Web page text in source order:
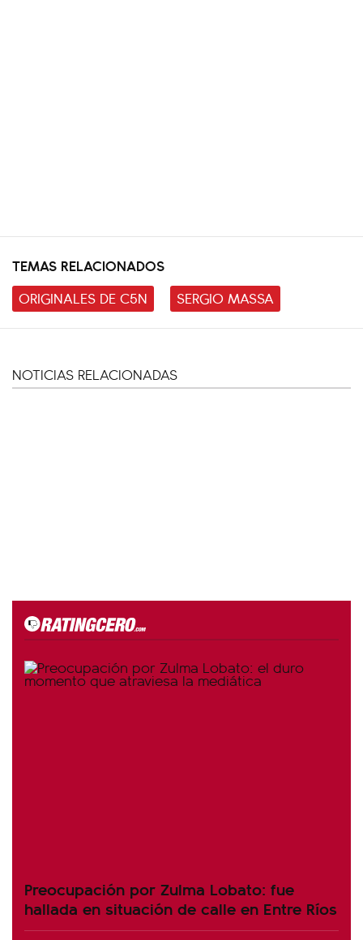
TEMAS RELACIONADOS
ORIGINALES DE C5N
SERGIO MASSA
NOTICIAS RELACIONADAS
Preocupación por Zulma Lobato: fue
hallada en situación de calle en Entre Ríos